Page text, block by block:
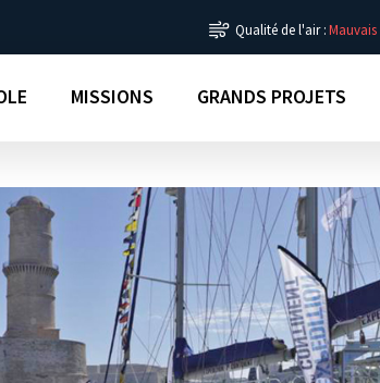
Qualité de l'air :Mauvais
MISSIONS GRANDS PROJETS